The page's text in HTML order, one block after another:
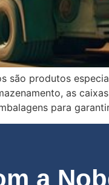
são produtos
as
para
a